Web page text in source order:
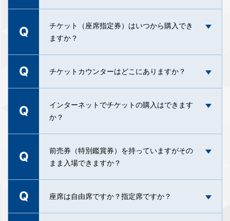
A
「購入済みのチケットはございません。」と表示
される場合は、大変お手数ですが、劇場までお問
い合わせください。
＜予約完了メールが届かないことが続く場合＞
「@ml.ttcg-umeda.cineticket.jp」のドメインを
受信できるように設定のご確認をお願いいたしま
す。
docomo: 「受信リスト設定」でドメインを追加。
（ 詳細はこちら ）
au:「迷惑メールフィルター設定」の「受信リスト
設定」にドメインを追加。（詳細はこちら
設定」で「迷惑メール対策」の「許可するメール
A 「映画館のご案内」をご確認ください。
Q
チケット（座席指定券）はいつから購入でき
ますか？
A
チケット（座席指定券）は、ご鑑賞日の2日前から
オンラインチケット購入：ご鑑賞日の2日前
AM0:00から上映開始の20分前までご購入いただ
けます。
劇場窓口：ご鑑賞日の2日前劇場オープン時間から
上映開始時間までご購入いただけます。
※一部イベント上映や舞台挨拶上映は早めにチケッ
トを販売する場合がございます。お手数ですが、
Q チケットカウンターはどこにありますか？
A
チケットカウンターは3階にございます。4階では
ご購入いただけませんのでご注意ください。
ん。 ご予約時に入力いただいたメールアドレス宛
に予約完了メールをお送りしておりますので、メ
ールに記載のURLより入場用QRコードを表示いた
だき、各シアターの入場端末にQRコードをかざし
てご入場いただけます。
※モバイル端末をお持ちでないお客様は、QRコー
Q
インターネットでチケットの購入はできます
か？
A
ご購入いただけます。詳細は「映画館のご案内」
をご確認ください。
※オンラインチケット購入にあたっての決済方法
は、クレジットカード決済、ムビチケ、Tチケット
Q
前売券（特別鑑賞券）を持っていますがその
まま入場できますか？
A
そのまま入場することはできません。
Q 座席は自由席ですか？指定席ですか？